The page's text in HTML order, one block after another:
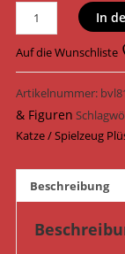
Nobby
Katzenspielzeug
Maus
Plüsch
7
cm
71909
In
Auf die Wunschliste
Artikelnummer:
& Figuren
Katze / Spielzeug
Beschreibung